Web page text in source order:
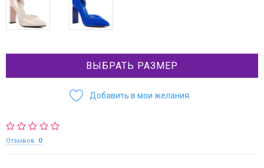
ВЫБРАТЬ РАЗМЕР
Добавить в мои желания
Отзывов: 0